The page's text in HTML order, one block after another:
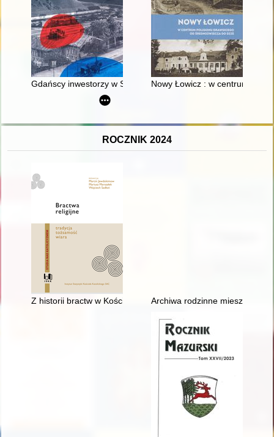
Gdańscy inwestorzy w Sopocie : prestiż finansowy i
Nowy Łowicz : w centrum
ROCZNIK 2024
Z historii bractw w Kościele w Polsce - zarys zagadnienia
Archiwa rodzinne mieszkańców